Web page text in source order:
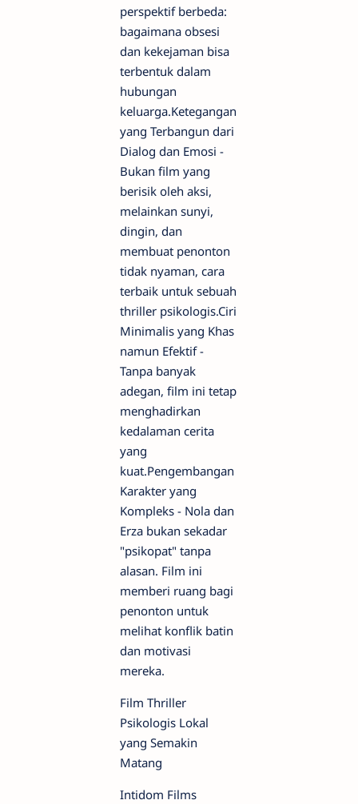
perspektif berbeda:
bagaimana obsesi
dan kekejaman bisa
terbentuk dalam
hubungan
keluarga.Ketegangan
yang Terbangun dari
Dialog dan Emosi -
Bukan film yang
berisik oleh aksi,
melainkan sunyi,
dingin, dan
membuat penonton
tidak nyaman, cara
terbaik untuk sebuah
thriller psikologis.Ciri
Minimalis yang Khas
namun Efektif -
Tanpa banyak
adegan, film ini tetap
menghadirkan
kedalaman cerita
yang
kuat.Pengembangan
Karakter yang
Kompleks - Nola dan
Erza bukan sekadar
"psikopat" tanpa
alasan. Film ini
memberi ruang bagi
penonton untuk
melihat konflik batin
dan motivasi
mereka.
Film Thriller
Psikologis Lokal
yang Semakin
Matang
Intidom Films